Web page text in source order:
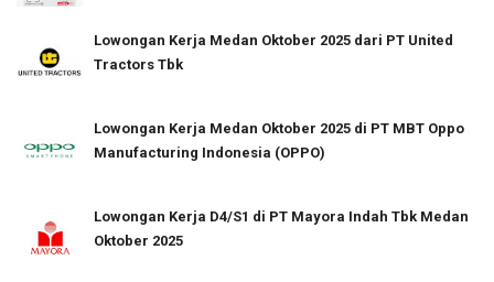
Lowongan Kerja Medan Oktober 2025 dari PT United
Tractors Tbk
Lowongan Kerja Medan Oktober 2025 di PT MBT Oppo
Manufacturing Indonesia (OPPO)
Lowongan Kerja D4/S1 di PT Mayora Indah Tbk Medan
Oktober 2025